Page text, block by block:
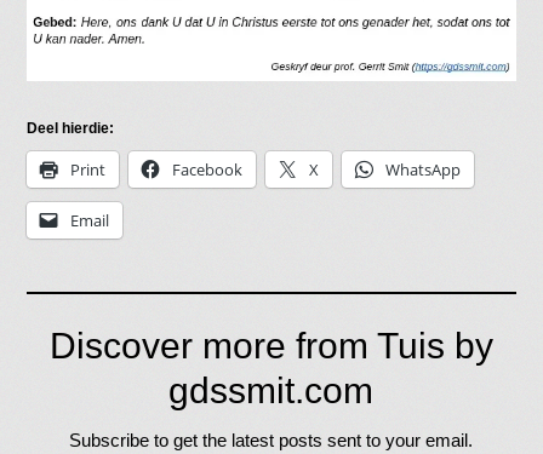
Deel hierdie:
Print Facebook X WhatsApp
Email
Discover more from Tuis by
gdssmit.com
Subscribe to get the latest posts sent to your email.